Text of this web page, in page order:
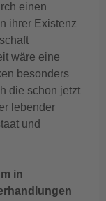
einen
ihrer Existenz
wäre eine
besonders
die schon jetzt
lebender
und
in